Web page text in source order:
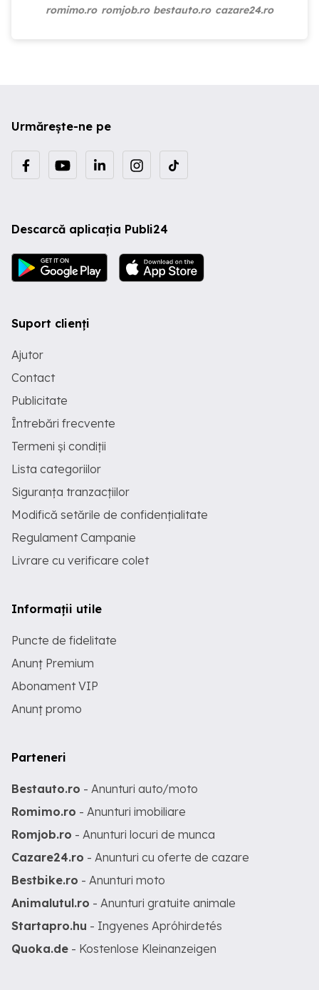
romimo.ro romjob.ro bestauto.ro cazare24.ro
Urmărește-ne pe
Descarcă aplicația Publi24
Suport clienți
Ajutor
Contact
Publicitate
Întrebări frecvente
Termeni și condiții
Lista categoriilor
Siguranța tranzacțiilor
Modifică setările de confidențialitate
Regulament Campanie
Livrare cu verificare colet
Informații utile
Puncte de fidelitate
Anunț Premium
Abonament VIP
Anunț promo
Parteneri
Bestauto.ro - Anunturi auto/moto
Romimo.ro - Anunturi imobiliare
Romjob.ro - Anunturi locuri de munca
Cazare24.ro - Anunturi cu oferte de cazare
Bestbike.ro - Anunturi moto
Animalutul.ro - Anunturi gratuite animale
Startapro.hu - Ingyenes Apróhirdetés
Quoka.de - Kostenlose Kleinanzeigen